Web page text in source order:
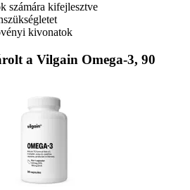
számára kifejlesztve
kivonatok
a Vilgain Omega-3, 90